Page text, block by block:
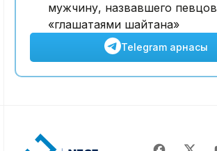
мужчину, назвавшего певцов
«глашатаями шайтана»
Telegram арнасы